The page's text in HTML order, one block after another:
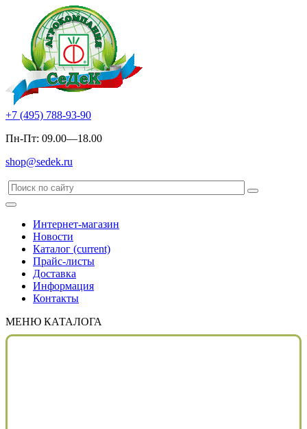
+7 (495) 788-93-90
Пн-Пт: 09.00—18.00
shop@sedek.ru
Интернет-магазин
Новости
Каталог (current)
Прайс-листы
Доставка
Информация
Контакты
МЕНЮ КАТАЛОГА